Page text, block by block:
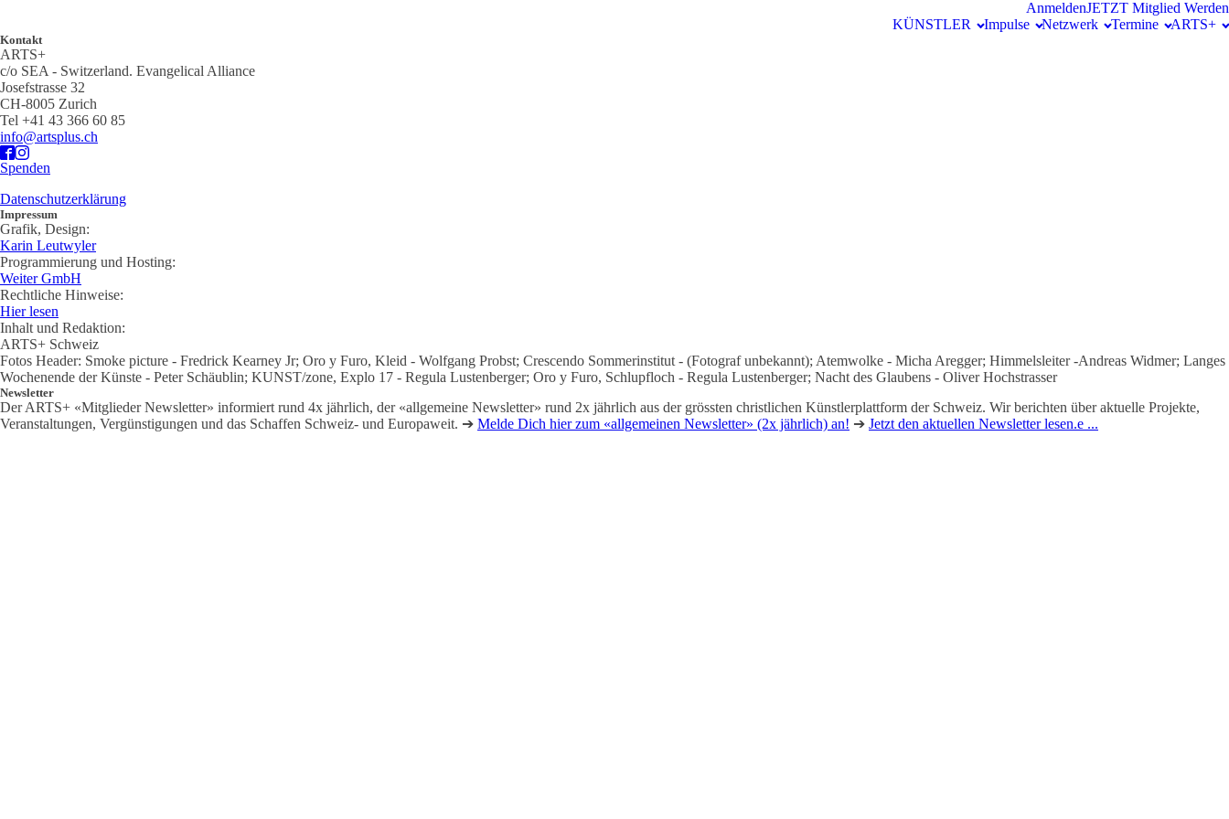
AnmeldenJETZT Mitglied Werden
KÜNSTLER
Impulse Netzwerk Termine ARTS+
Kontakt
ARTS+
c/o SEA - Switzerland. Evangelical Alliance
Josefstrasse 32
CH-8005 Zurich
Tel +41 43 366 60 85
info@artsplus.ch
Spenden
Datenschutzerklärung
Impressum
Grafik, Design:
Karin Leutwyler
Programmierung und Hosting:
Weiter GmbH
Rechtliche Hinweise:
Hier lesen
Inhalt und Redaktion:
ARTS+ Schweiz
Fotos Header: Smoke picture - Fredrick Kearney Jr; Oro y Furo, Kleid - Wolfgang Probst; Crescendo Sommerinstitut - (Fotograf unbekannt); Atemwolke - Micha Aregger; Himmelsleiter -Andreas Widmer; Langes
Wochenende der Künste - Peter Schäublin; KUNST/zone, Explo 17 - Regula Lustenberger; Oro y Furo, Schlupfloch - Regula Lustenberger; Nacht des Glaubens - Oliver Hochstrasser
Newsletter
Der ARTS+ «Mitglieder Newsletter» informiert rund 4x jährlich, der «allgemeine Newsletter» rund 2x jährlich aus der grössten christlichen Künstlerplattform der Schweiz. Wir berichten über aktuelle Projekte,
Veranstaltungen, Vergünstigungen und das Schaffen Schweiz- und Europaweit. ➔ Melde Dich hier zum «allgemeinen Newsletter» (2x jährlich) an! ➔ Jetzt den aktuellen Newsletter lesen.e ...